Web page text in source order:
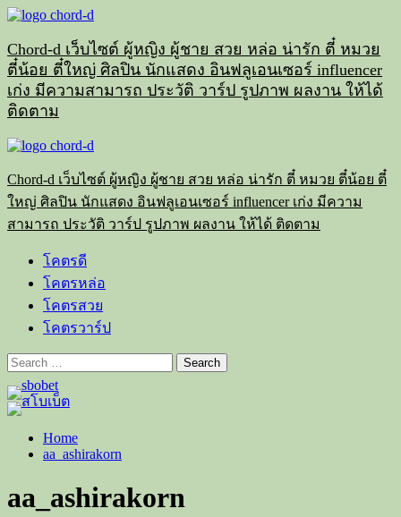
Skip
content
Chord-d เว็บไซต์ ผู้หญิง ผู้ชาย สวย หล่อ น่ารัก ตี๋ หมวย
ตี๋น้อย ตี๋ใหญ่ ศิลปิน นักแสดง อินฟลูเอนเซอร์ influencer
เก่ง มีความสามารถ ประวัติ วาร์ป รูปภาพ ผลงาน ให้ได้
ติดตาม
Primary
Chord-d เว็บไซต์ ผู้หญิง ผู้ชาย สวย หล่อ น่ารัก ตี๋ หมวย ตี๋น้อย ตี๋
ใหญ่ ศิลปิน นักแสดง อินฟลูเอนเซอร์ influencer เก่ง มีความ
สามารถ ประวัติ วาร์ป รูปภาพ ผลงาน ให้ได้ ติดตาม
โคตรดี
โคตรหล่อ
โคตรสวย
โคตรวาร์ป
Search
for:
Home
aa_ashirakorn
aa_ashirakorn